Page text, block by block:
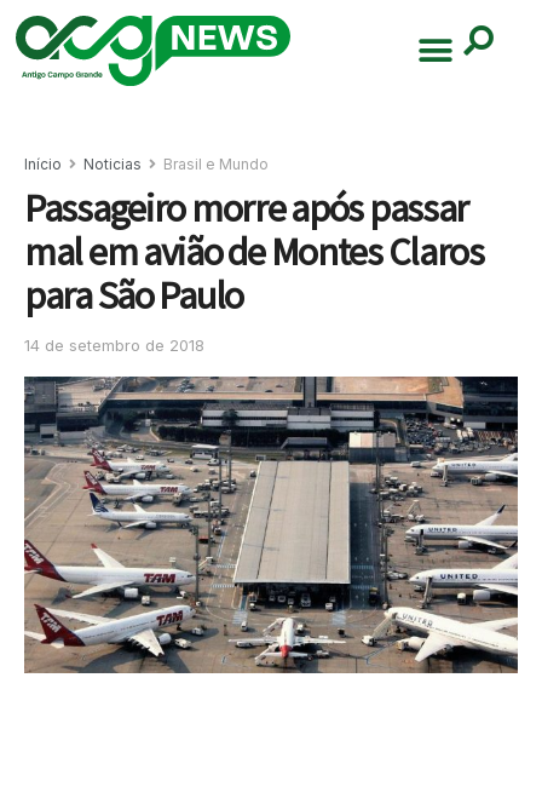
Início Noticias Brasil e Mundo
Passageiro morre após passar
mal em avião de Montes Claros
para São Paulo
14 de setembro de 2018